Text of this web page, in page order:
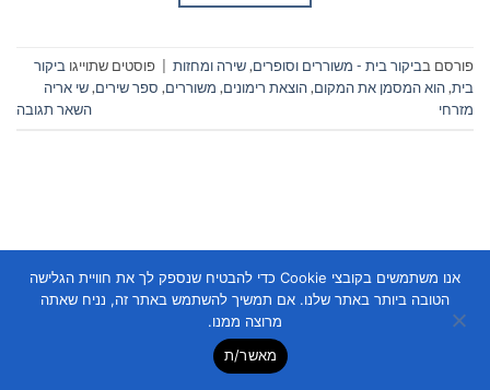
פורסם בביקור בית - משוררים וסופרים,שירה ומחזות פוסטים שתוייגו ביקור
בית,הוא המסמן את המקום,הוצאת רימונים, משוררים, ספר שירים,שי אריה
מזרחי
השאר תגובה
Copyright 2026 © Flatsome Themeאנו משתמשים בקובצי Cookie כדי להבטיח שנספק לך את חוויית הגלישה
הטובה ביותר באתר שלנו. אם תמשיך להשתמש באתר זה, נניח שאתה
מרוצה ממנו.
מאשר/ת